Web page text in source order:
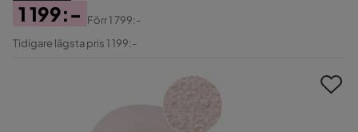
Pris
1 199:-
Original
Förr1 799:-
Tidigare lägsta pris 1 199:-